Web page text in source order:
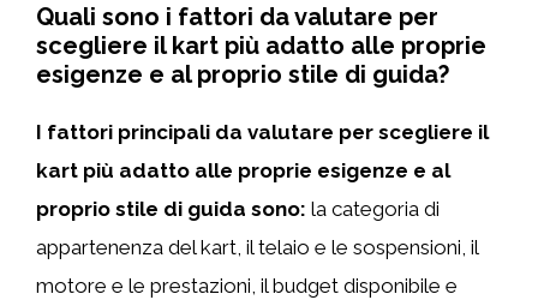
Quali sono i fattori da valutare per
scegliere il kart più adatto alle proprie
esigenze e al proprio stile di guida?
I fattori principali da valutare per scegliere il
kart più adatto alle proprie esigenze e al
proprio stile di guida sono: la categoria di
appartenenza del kart, il telaio e le sospensioni, il
motore e le prestazioni, il budget disponibile e